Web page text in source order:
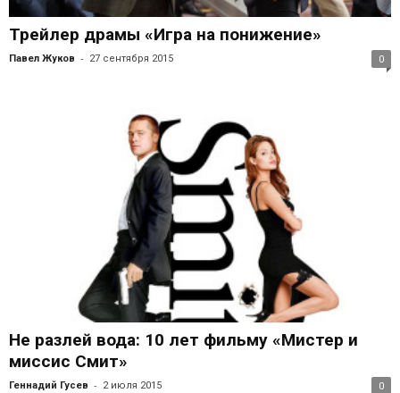
Трейлер драмы «Игра на понижение»
Павел Жуков - 27 сентября 2015 0
Не разлей вода: 10 лет фильму «Мистер и
миссис Смит»
Геннадий Гусев - 2 июля 2015 0